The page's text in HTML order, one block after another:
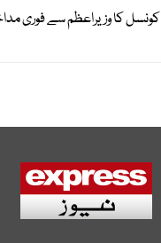
کونسل کا وزیراعظم سے فوری